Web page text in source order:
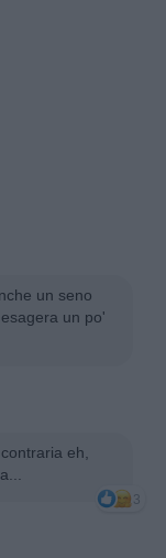
un seno
un po'
eh,
3